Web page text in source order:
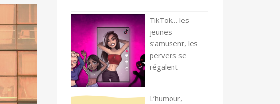
TikTok… les
jeunes
s’amusent, les
pervers se
régalent
L’humour,